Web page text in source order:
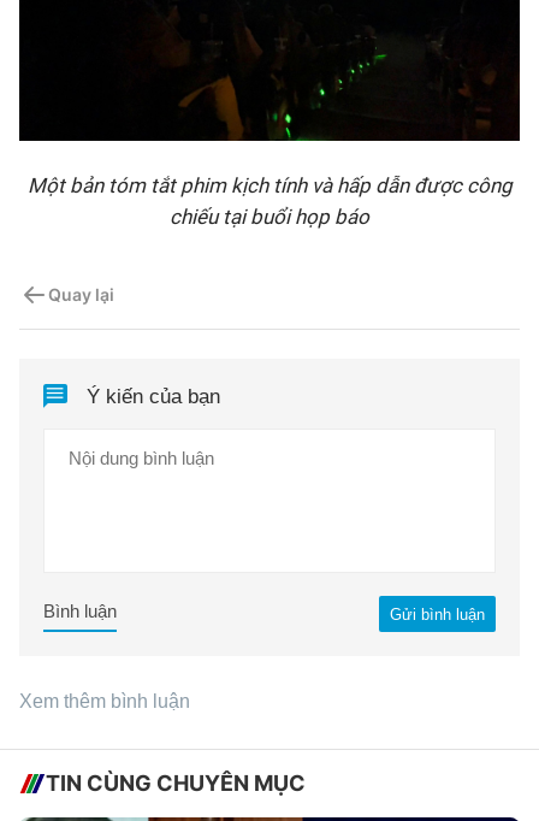
Một bản tóm tắt phim kịch tính và hấp dẫn được công
chiếu tại buổi họp báo
Quay lại
Ý kiến của bạn
Gửi bình luận
Bình luận
Xem thêm bình luận
TIN CÙNG CHUYÊN MỤC